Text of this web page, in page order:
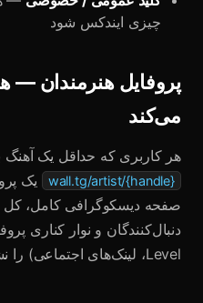
چیزی ایندکس شود
پروفایل هنرمندان —
می‌کند
هر کاربری که حداقل یک آهنگ
wall.tg/artist/{handle}
یک
صفحه دیسکوگرافی کامل، کل
Level، لینک‌های اجتماعی) را نشان می‌دهد.